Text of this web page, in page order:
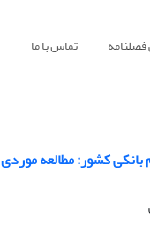
فصلنامه تماس با ما
کشور: مطالعه موردی